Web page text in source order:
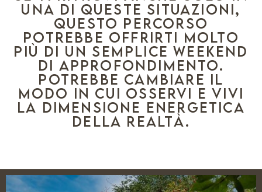
una di queste situazioni,
questo percorso
potrebbe offrirti molto
più di un semplice weekend
di approfondimento.
Potrebbe cambiare il
modo in cui osservi e vivi
la dimensione energetica
della realtà.